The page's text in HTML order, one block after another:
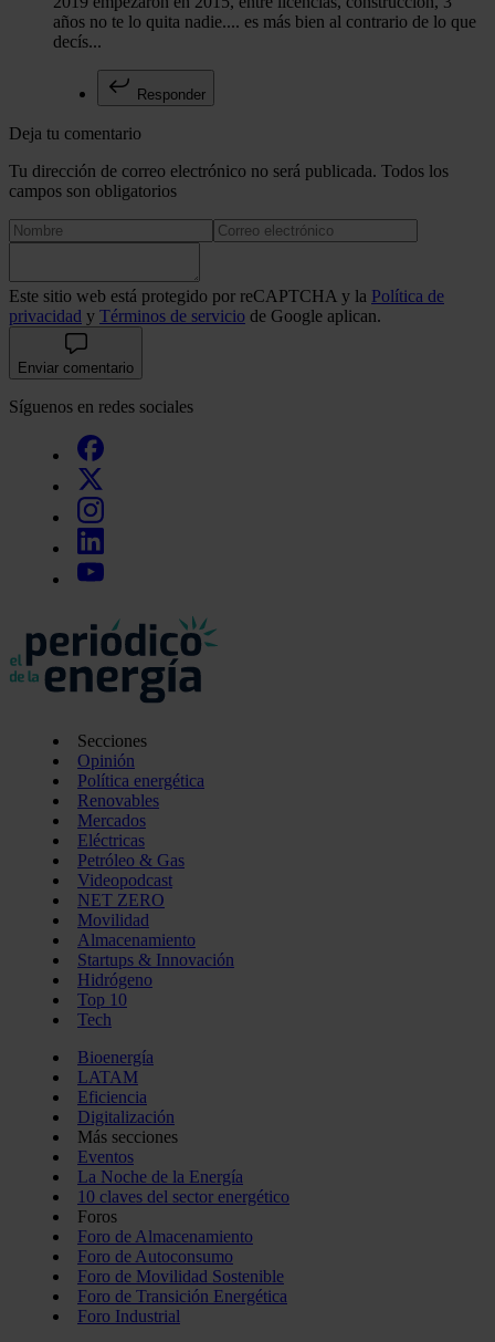
años no te lo quita nadie.... es más bien al contrario de lo que
decís...
Responder
Deja tu comentario
Tu dirección de correo electrónico no será publicada. Todos los
campos son obligatorios
Este sitio web está protegido por reCAPTCHA y la Política de
privacidad y Términos de servicio de Google aplican.
Enviar comentario
Síguenos en redes sociales
Secciones
Opinión
Política energética
Renovables
Mercados
Eléctricas
Petróleo & Gas
Videopodcast
NET ZERO
Movilidad
Almacenamiento
Startups & Innovación
Hidrógeno
Top 10
Tech
Bioenergía
LATAM
Eficiencia
Digitalización
Más secciones
Eventos
La Noche de la Energía
10 claves del sector energético
Foros
Foro de Almacenamiento
Foro de Autoconsumo
Foro de Movilidad Sostenible
Foro de Transición Energética
Foro Industrial